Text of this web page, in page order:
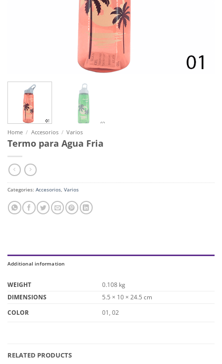
Home / Accesorios / Varios
Termo para Agua Fria
Categories: Accesorios, Varios
Additional information
WEIGHT
0.108 kg
DIMENSIONS
5.5 × 10 × 24.5 cm
COLOR 01, 02
RELATED PRODUCTS